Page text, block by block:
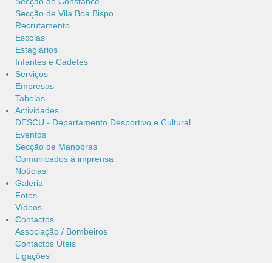
Secção de Vila Boa Bispo
Recrutamento
Escolas
Estagiários
Infantes e Cadetes
Serviços
Empresas
Tabelas
Actividades
DESCU - Departamento Desportivo e Cultural
Eventos
Secção de Manobras
Comunicados à imprensa
Notícias
Galeria
Fotos
Vídeos
Contactos
Associação / Bombeiros
Contactos Úteis
Ligações